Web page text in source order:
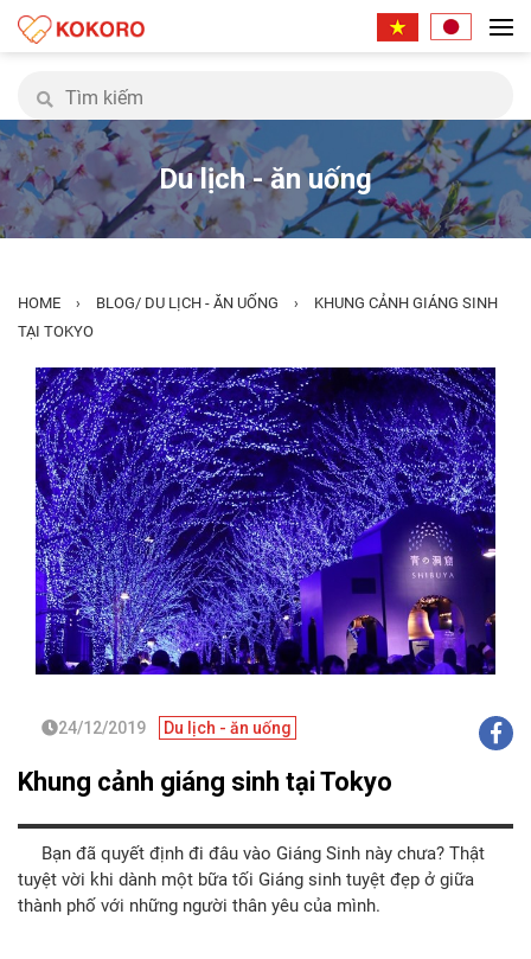
Du lịch - ăn uống
HOME › BLOG/ DU LỊCH - ĂN UỐNG ›
KHUNG CẢNH GIÁNG SINH
TẠI TOKYO
24/12/2019 Du lịch - ăn uống
Khung cảnh giáng sinh tại Tokyo
Bạn đã quyết định đi đâu vào Giáng Sinh này chưa? Thật
tuyệt vời khi dành một bữa tối Giáng sinh tuyệt đẹp ở giữa
thành phố với những người thân yêu của mình.